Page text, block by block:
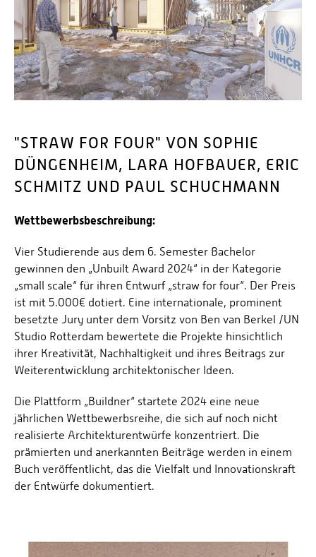
"STRAW FOR FOUR" VON SOPHIE
DÜNGENHEIM, LARA HOFBAUER, ERIC
SCHMITZ UND PAUL SCHUCHMANN
Wettbewerbsbeschreibung:
Vier Studierende aus dem 6. Semester Bachelor
gewinnen den „Unbuilt Award 2024“ in der Kategorie
„small scale“ für ihren Entwurf „straw for four“. Der Preis
ist mit 5.000€ dotiert. Eine internationale, prominent
besetzte Jury unter dem Vorsitz von Ben van Berkel /UN
Studio Rotterdam bewertete die Projekte hinsichtlich
ihrer Kreativität, Nachhaltigkeit und ihres Beitrags zur
Weiterentwicklung architektonischer Ideen.
Die Plattform „Buildner“ startete 2024 eine neue
jährlichen Wettbewerbsreihe, die sich auf noch nicht
realisierte Architekturentwürfe konzentriert. Die
prämierten und anerkannten Beiträge werden in einem
Buch veröffentlicht, das die Vielfalt und Innovationskraft
der Entwürfe dokumentiert.